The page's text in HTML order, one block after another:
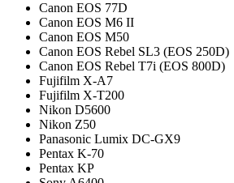
Canon EOS 77D
Canon EOS M6 II
Canon EOS M50
Canon EOS Rebel SL3 (EOS 250D)
Canon EOS Rebel T7i (EOS 800D)
Fujifilm X-A7
Fujifilm X-T200
Nikon D5600
Nikon Z50
Panasonic Lumix DC-GX9
Pentax K-70
Pentax KP